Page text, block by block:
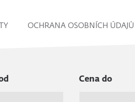
OCHRANA OSOBNÍCH ÚDAJŮ
Cena do